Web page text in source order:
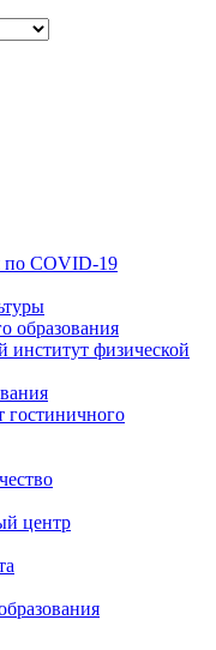
по COVID-19
образования
институт физической
центр